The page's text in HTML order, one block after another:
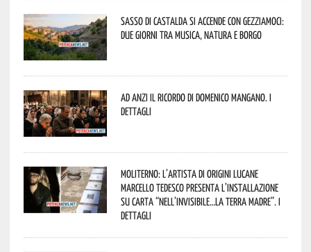
Sasso di Castalda si accende con Gezziamoci:
due giorni tra musica, natura e borgo
Ad Anzi il ricordo di Domenico Mangano. I
dettagli
Moliterno: l’artista di origini lucane
Marcello Tedesco presenta l’installazione
su carta “Nell’invisibile…la terra madre”. I
dettagli